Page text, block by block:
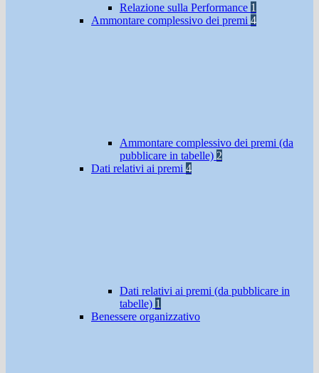
Relazione sulla Performance 1
Ammontare complessivo dei premi 4
Ammontare complessivo dei premi (da
pubblicare in tabelle) 2
Dati relativi ai premi 4
Dati relativi ai premi (da pubblicare in
tabelle) 1
Benessere organizzativo